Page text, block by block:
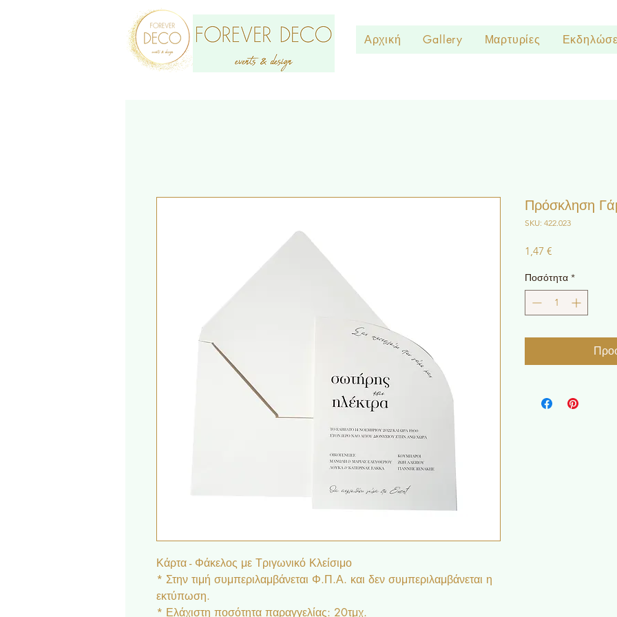
Αρχική Gallery Μαρτυρίες
Κάρτα - Φάκελος με Τριγωνικό Κλείσιμο
* Στην τιμή συμπεριλαμβάνεται Φ.Π.Α. και δεν συμπεριλαμβάνεται η
εκτύπωση.
* Ελάχιστη ποσότητα παραγγελίας: 20τμχ.
Πρόσκληση
SKU: 422.023
1,47 €
Ποσότητα *